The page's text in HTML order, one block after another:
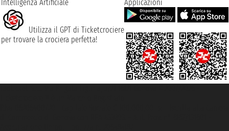
Intelligenza Artificiale
Utilizza il GPT di Ticketcrociere
per trovare la crociera perfetta!
Applicazioni